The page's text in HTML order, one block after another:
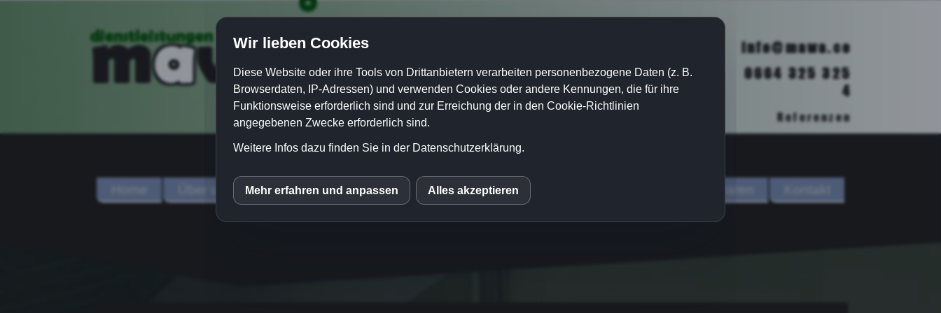
Dienstleistungen
mawa
info@mawa.co
0664 325 325
4
Referenzen
Dienstleistung Service Personalleasing
Wir lieben Cookies
Diese Website oder ihre Tools von Drittanbietern verarbeiten personenbezogene Daten (z. B.
Browserdaten, IP-Adressen) und verwenden Cookies oder andere Kennungen, die für ihre
Funktionsweise erforderlich sind und zur Erreichung der in den Cookie-Richtlinien
angegebenen Zwecke erforderlich sind.
Weitere Infos dazu finden Sie in der Datenschutzerklärung.
inCMS
Mehr erfahren und anpassen Alles akzeptieren